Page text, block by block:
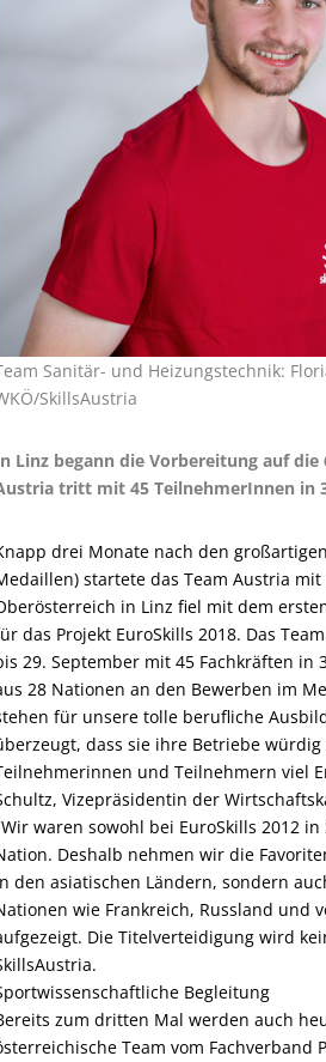
Sanitär- und Heizungstechnik:
SkillsAustria
Linz begann die Vorbereitung auf
tritt mit 45 TeilnehmerInnen in
drei Monate nach den
startete das Team Austria
in Linz fiel mit dem
das Projekt EuroSkills 2018. Das
29. September mit 45 Fachkräften
28 Nationen an den Bewerben im
für unsere tolle berufliche
dass sie ihre Betriebe
und Teilnehmern viel
Vizepräsidentin der
waren sowohl bei EuroSkills 2012
Deshalb nehmen wir die
den asiatischen Ländern, sondern
wie Frankreich, Russland und
Die Titelverteidigung wird
Begleitung
zum dritten Mal werden auch
Team vom